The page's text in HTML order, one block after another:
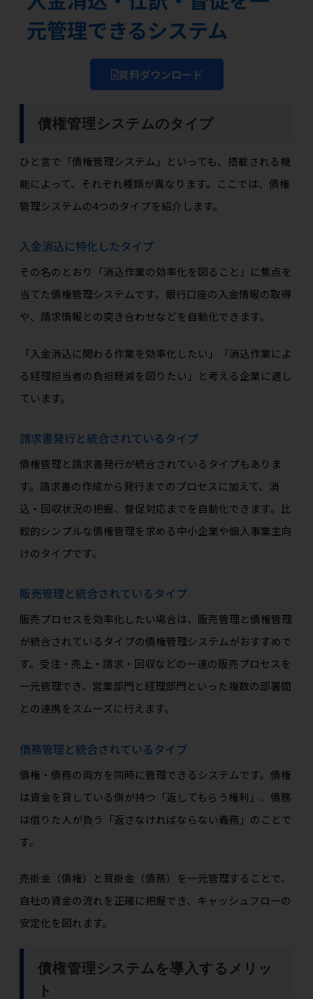
元管理できるシステム
資料ダウンロード
債権管理システムのタイプ
ひと言で「債権管理システム」といっても、搭載される機
能によって、それぞれ種類が異なります。ここでは、債権
管理システムの4つのタイプを紹介します。
入金消込に特化したタイプ
その名のとおり「消込作業の効率化を図ること」に焦点を
当てた債権管理システムです。銀行口座の入金情報の取得
や、請求情報との突き合わせなどを自動化できます。
「入金消込に関わる作業を効率化したい」「消込作業によ
る経理担当者の負担軽減を図りたい」と考える企業に適し
ています。
請求書発行と統合されているタイプ
債権管理と請求書発行が統合されているタイプもありま
す。請求書の作成から発行までのプロセスに加えて、消
込・回収状況の把握、督促対応までを自動化できます。比
較的シンプルな債権管理を求める中小企業や個人事業主向
けのタイプです。
販売管理と統合されているタイプ
販売プロセスを効率化したい場合は、販売管理と債権管理
が統合されているタイプの債権管理システムがおすすめで
す。受注・売上・請求・回収などの一連の販売プロセスを
一元管理でき、営業部門と経理部門といった複数の部署間
との連携をスムーズに行えます。
債務管理と統合されているタイプ
債権・債務の両方を同時に管理できるシステムです。債権
は資金を貸している側が持つ「返してもらう権利」、債務
は借りた人が負う「返さなければならない義務」のことで
す。
売掛金（債権）と買掛金（債務）を一元管理することで、
自社の資金の流れを正確に把握でき、キャッシュフローの
安定化を図れます。
債権管理システムを導入するメリッ
ト